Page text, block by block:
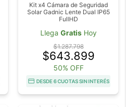
Kit x4 Cámara de Seguridad
Solar Gadnic Lente Dual IP65
FullHD
Llega GratisHoy
$1.287.798
$643.899
50% OFF
DESDE 6 CUOTAS SIN INTERÉS